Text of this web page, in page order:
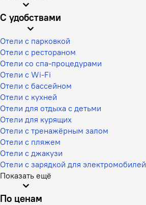
С удобствами
Отели с парковкой
Отели с рестораном
Отели со спа-процедурами
Отели с Wi-Fi
Отели с бассейном
Отели с кухней
Отели для отдыха с детьми
Отели для курящих
Отели с тренажёрным залом
Отели с пляжем
Отели с джакузи
Отели с зарядкой для электромобилей
Показать ещё
По ценам